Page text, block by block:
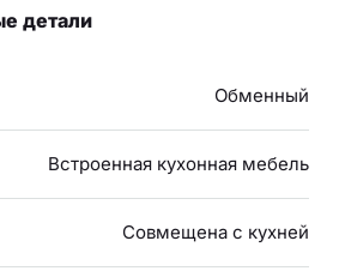
детали
Обменный
Встроенная кухонная мебель
Совмещена с кухней